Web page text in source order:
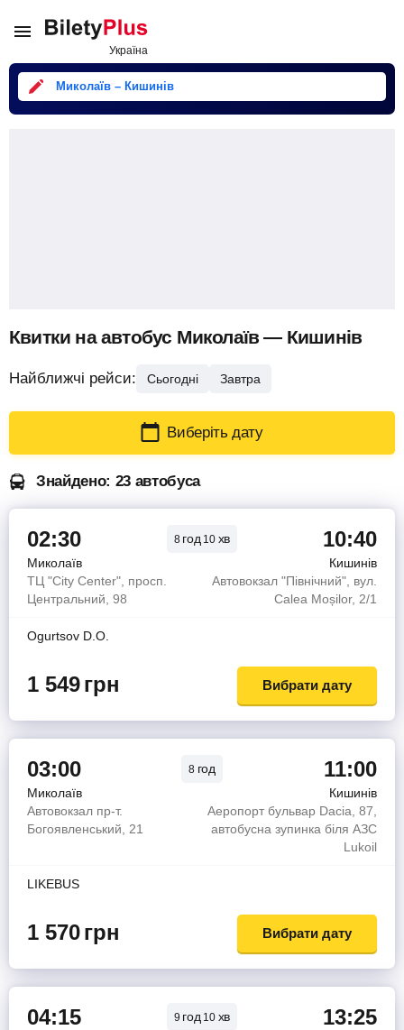
Миколаїв – Кишинів
Квитки на автобус Миколаїв — Кишинів
Найближчі рейси: Сьогодні Завтра
Виберіть дату
Знайдено: 23 автобуса
02:30 8 год10 хв 10:40
Миколаїв
Кишинів
ТЦ "City Center", просп.
Центральний, 98
Автовокзал "Північний", вул.
Calea Moșilor, 2/1
Ogurtsov D.O.
1 549грн Вибрати дату
03:00 8 год 11:00
Миколаїв
Кишинів
Автовокзал пр-т.
Богоявленський, 21
Аеропорт бульвар Dacia, 87,
автобусна зупинка біля АЗС
Lukoil
LIKEBUS
1 570грн Вибрати дату
04:15 9 год10 хв 13:25